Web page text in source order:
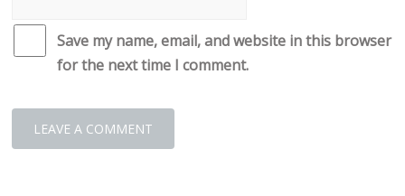
Save my name, email, and website in this browser
for the next time I comment.